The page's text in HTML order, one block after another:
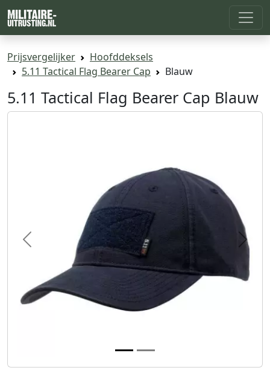
Prijsvergelijker
Hoofddeksels
5.11 Tactical Flag Bearer Cap
Blauw
5.11 Tactical Flag Bearer Cap Blauw
Previous Next